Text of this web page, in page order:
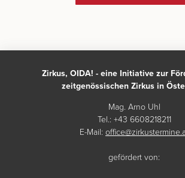
Zirkus, OIDA! - eine Initiative zur
zeitgenössischen Zirkus in
Mag. Arno Uhl
Tel.: +43 6608218211
E-Mail:
gefördert von: